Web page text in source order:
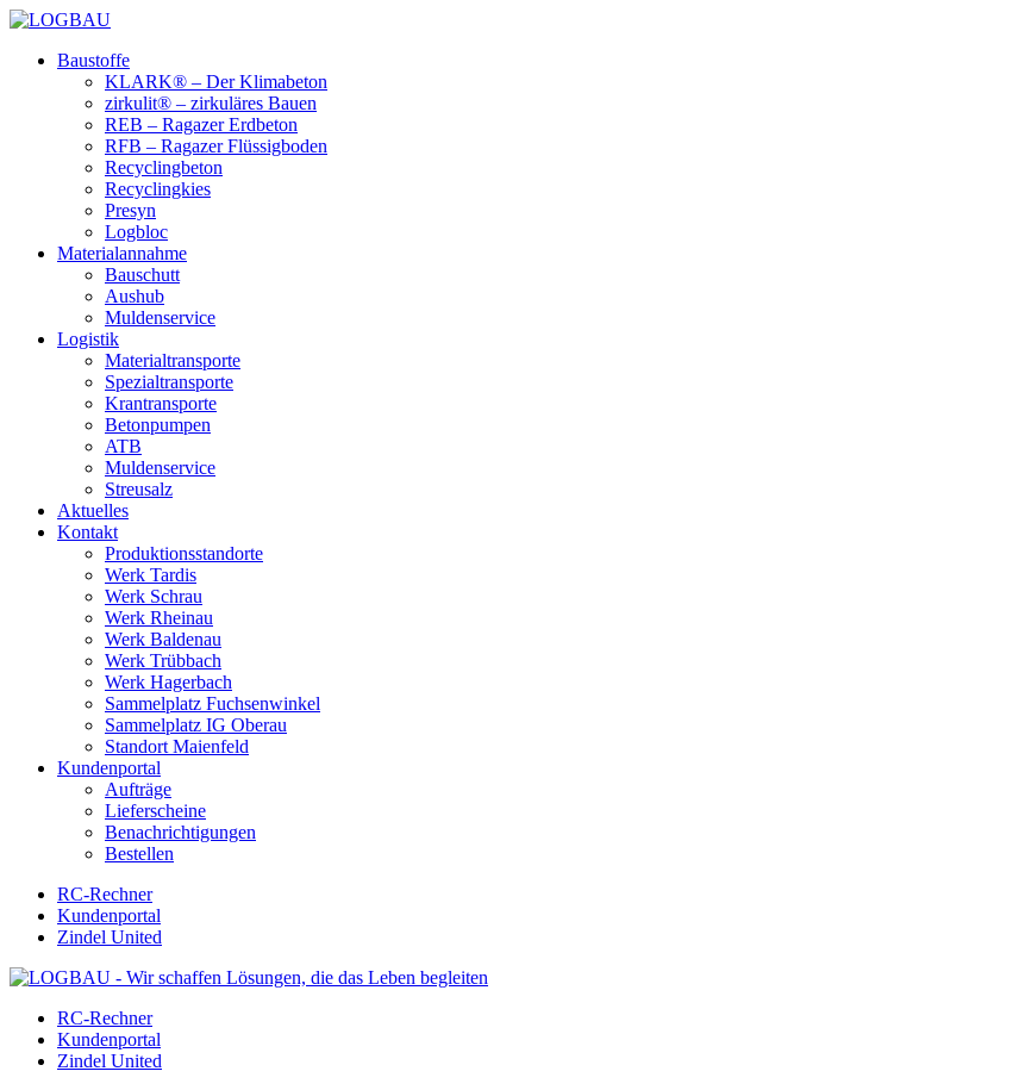
Baustoffe
KLARK® – Der Klimabeton
zirkulit® – zirkuläres Bauen
REB – Ragazer Erdbeton
RFB – Ragazer Flüssigboden
Recyclingbeton
Recyclingkies
Presyn
Logbloc
Materialannahme
Bauschutt
Aushub
Muldenservice
Logistik
Materialtransporte
Spezialtransporte
Krantransporte
Betonpumpen
ATB
Muldenservice
Streusalz
Aktuelles
Kontakt
Produktionsstandorte
Werk Tardis
Werk Schrau
Werk Rheinau
Werk Baldenau
Werk Trübbach
Werk Hagerbach
Sammelplatz Fuchsenwinkel
Sammelplatz IG Oberau
Standort Maienfeld
Kundenportal
Aufträge
Lieferscheine
Benachrichtigungen
Bestellen
RC-Rechner
Kundenportal
Zindel United
RC-Rechner
Kundenportal
Zindel United